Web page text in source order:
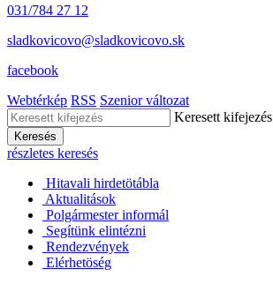
031/784 27 12
sladkovicovo@sladkovicovo.sk
facebook
Webtérkép RSS Szenior változat
Keresett kifejezés
Keresés
részletes keresés
Hitavali hirdetötábla
Aktualitások
Polgármester informál
Segítünk elintézni
Rendezvények
Elérhetöség